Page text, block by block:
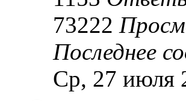
73222
Последнее
Ср, 27 июля